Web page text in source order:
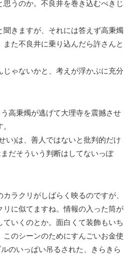
うのか。不良井を巻き込むべきじ
聞きますが、それには答えず高秉燭
また不良井に乗り込んだら許さんと
じゃないかと、考えが浮かぶに充分
高秉燭が逃げて大理寺を震撼させ
い)は、善人ではないと批判的だけ
だそういう判断はしてないっぽ
ラクリがしばらく映るのですが、
リに似てますね。情報の入った筒が
ていくのとか。面白くて装飾もいち
このシーンのためにすんごいお金使
のいっぱい吊るされた、きらきら